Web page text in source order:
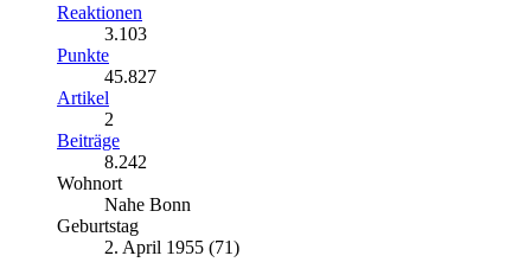
Reaktionen
3.103
Punkte
45.827
Artikel
2
Beiträge
8.242
Wohnort
Nahe Bonn
Geburtstag
2. April 1955 (71)